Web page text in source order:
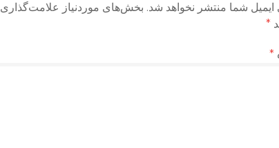
ایمیل شما منتشر نخواهد شد. بخش‌های موردنیاز علامت‌گذاری
*
*